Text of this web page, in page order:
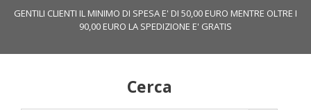
GENTILI CLIENTI IL MINIMO DI SPESA E' DI 50,00 EURO MENTRE OLTRE I
90,00 EURO LA SPEDIZIONE E' GRATIS
Cerca